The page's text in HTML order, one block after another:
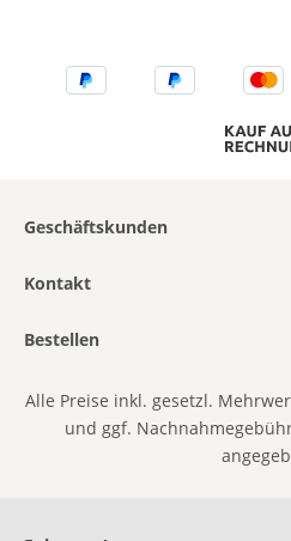
Geschäftskunden
Kontakt
Bestellen
Alle Preise inkl. gesetzl.
und ggf.